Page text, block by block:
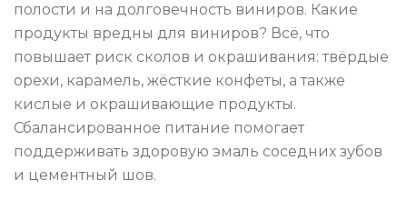
полости и на долговечность виниров. Какие
продукты вредны для виниров? Всё, что
повышает риск сколов и окрашивания: твёрдые
орехи, карамель, жёсткие конфеты, а также
кислые и окрашивающие продукты.
Сбалансированное питание помогает
поддерживать здоровую эмаль соседних зубов
и цементный шов.